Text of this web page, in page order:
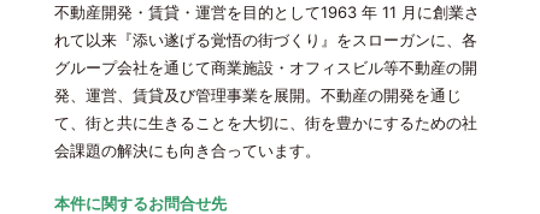
不動産開発・賃貸・運営を目的として1963 年 11 月に創業さ
れて以来『添い遂げる覚悟の街づくり』をスローガンに、各
グループ会社を通じて商業施設・オフィスビル等不動産の開
発、運営、賃貸及び管理事業を展開。不動産の開発を通じ
て、街と共に生きることを大切に、街を豊かにするための社
会課題の解決にも向き合っています。
本件に関するお問合せ先